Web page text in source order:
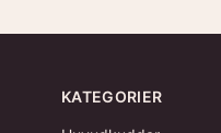
KATEGORIER